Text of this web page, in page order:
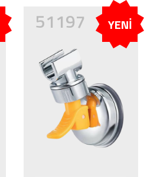
51197 YENİ